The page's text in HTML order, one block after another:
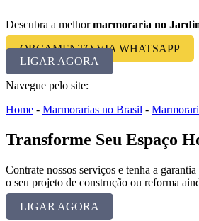
Descubra a melhormarmoraria no
ORÇAMENTO VIA WHATSAPP
LIGAR AGORA
Navegue pelo site:
Home - Marmorarias no Brasil -
Transforme Seu Espaço
Contrate nossos serviços e tenha a
o seu projeto de construção ou reforma
LIGAR AGORA